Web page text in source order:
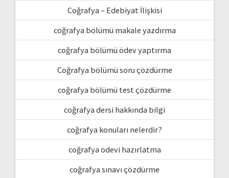
Coğrafya – Edebiyat İlişkisi
coğrafya bölümü makale yazdırma
coğrafya bölümü ödev yaptırma
Coğrafya bölümü soru çözdürme
coğrafya bölümü test çözdürme
coğrafya dersi hakkında bilgi
coğrafya konuları nelerdir?
coğrafya ödevi hazırlatma
coğrafya sınavı çözdürme